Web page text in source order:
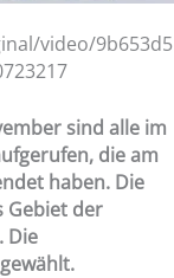
video/9b653d5
sind alle im
die am
haben. Die
Gebiet der
Die